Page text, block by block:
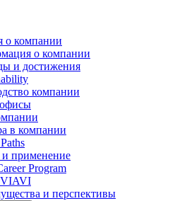
о компании
о компании
и достижения
компании
в компании
применение
Program
и перспективы